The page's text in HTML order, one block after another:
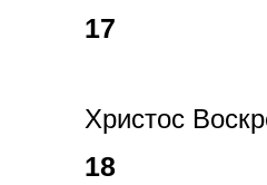
17
Христос
18